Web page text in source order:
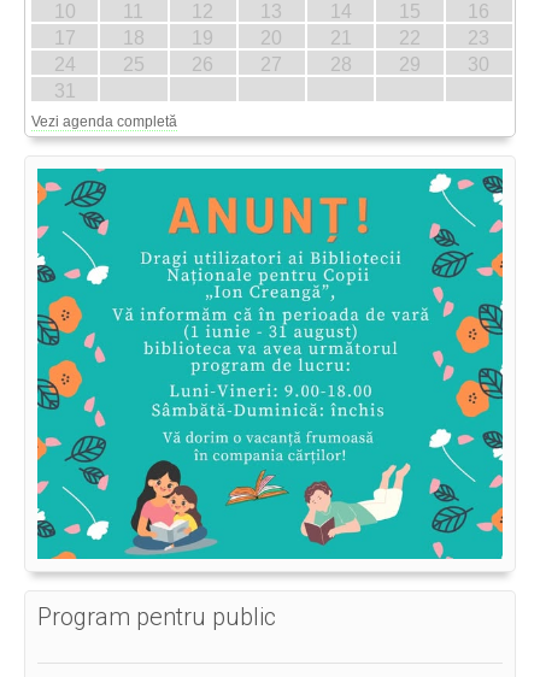
10
11 12 13 14 15
16
17
18 19 20 21 22
23
24
25 26 27 28 29
30
31
Vezi agenda completă
Program pentru public